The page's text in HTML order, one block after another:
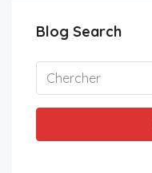
Blog Search